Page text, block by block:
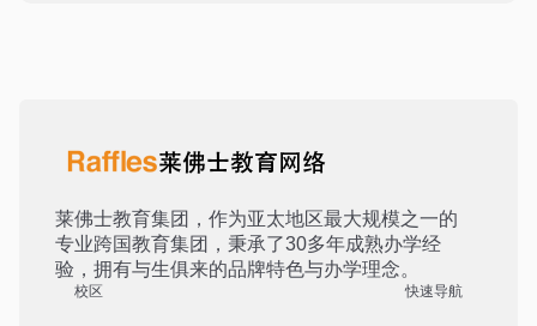
莱佛士教育集团，作为亚太地区最大规模之一的
专业跨国教育集团，秉承了30多年成熟办学经
验，拥有与生俱来的品牌特色与办学理念。
校区 快速导航